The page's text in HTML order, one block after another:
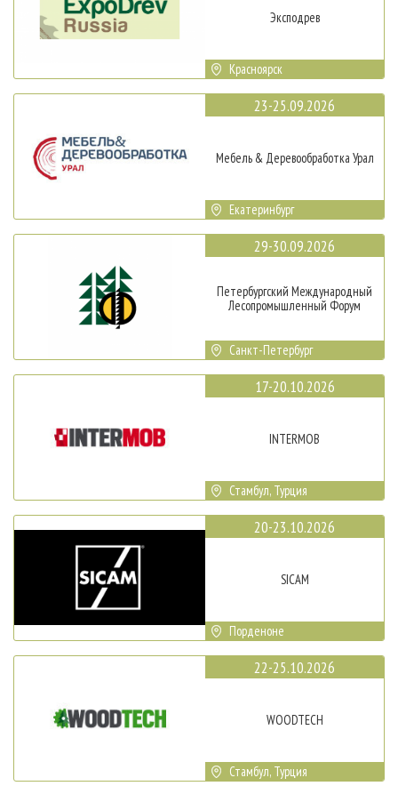
Эксподрев
Красноярск
23-25.09.2026
Мебель & Деревообработка Урал
Екатеринбург
29-30.09.2026
Петербургский Международный
Лесопромышленный Форум
Санкт-Петербург
17-20.10.2026
INTERMOB
Стамбул, Турция
20-23.10.2026
SICAM
Порденоне
22-25.10.2026
WOODTECH
Стамбул, Турция